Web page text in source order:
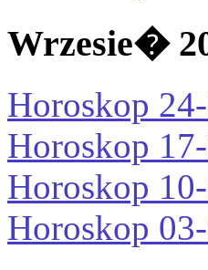
Wrzesie�
Horoskop
Horoskop
Horoskop
Horoskop